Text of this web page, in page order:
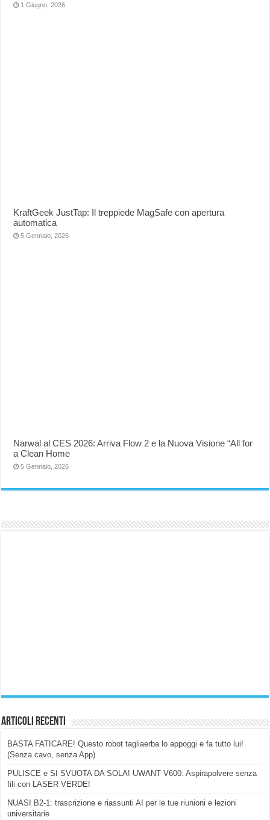
1 Giugno, 2026
KraftGeek JustTap: Il treppiede MagSafe con apertura
automatica
5 Gennaio, 2026
Narwal al CES 2026: Arriva Flow 2 e la Nuova Visione “All for
a Clean Home
5 Gennaio, 2026
Articoli Recenti
BASTA FATICARE! Questo robot tagliaerba lo appoggi e fa tutto lui!
(Senza cavo, senza App)
PULISCE e SI SVUOTA DA SOLA! UWANT V600: Aspirapolvere senza
fili con LASER VERDE!
NUASI B2-1: trascrizione e riassunti AI per le tue riunioni e lezioni
universitarie